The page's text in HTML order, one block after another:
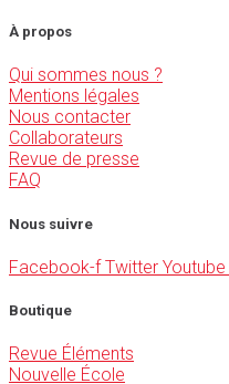
À propos
Qui sommes nous ?
Mentions légales
Nous contacter
Collaborateurs
Revue de presse
FAQ
Nous suivre
Facebook-f Twitter Youtube
Boutique
Revue Éléments
Nouvelle École